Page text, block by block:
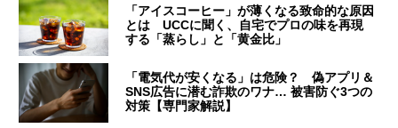
「アイスコーヒー」が薄くなる致命的な原因
とは UCCに聞く、自宅でプロの味を再現
する「蒸らし」と「黄金比」
「電気代が安くなる」は危険？ 偽アプリ＆
SNS広告に潜む詐欺のワナ… 被害防ぐ3つの
対策【専門家解説】